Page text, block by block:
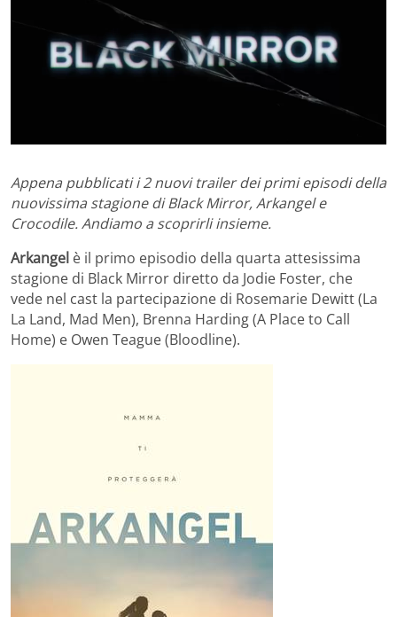
Appena pubblicati i 2 nuovi trailer dei primi episodi della
nuovissima stagione di Black Mirror, Arkangel e
Crocodile. Andiamo a scoprirli insieme.
Arkangel è il primo episodio della quarta attesissima
stagione di Black Mirror diretto da Jodie Foster, che
vede nel cast la partecipazione di Rosemarie Dewitt (La
La Land, Mad Men), Brenna Harding (A Place to Call
Home) e Owen Teague (Bloodline).